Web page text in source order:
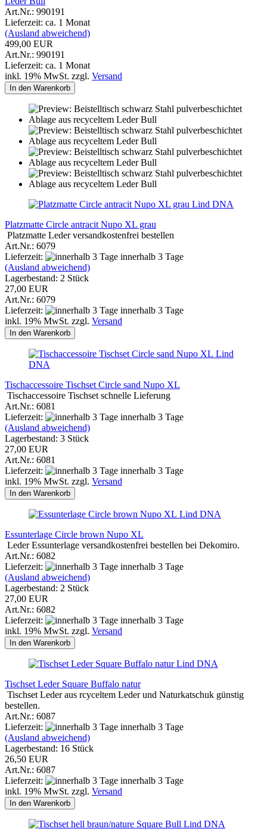
Art.Nr.: 990191
Lieferzeit: ca. 1 Monat
(Ausland abweichend)
499,00 EUR
Art.Nr.: 990191
Lieferzeit: ca. 1 Monat
inkl. 19% MwSt. zzgl. Versand
In den Warenkorb
Lind DNA
Platzmatte Circle antracit Nupo XL grau
Platzmatte Leder versandkostenfrei bestellen
Art.Nr.: 6079
Lieferzeit:
innerhalb 3 Tage
(Ausland abweichend)
Lagerbestand: 2 Stück
27,00 EUR
Art.Nr.: 6079
Lieferzeit:
innerhalb 3 Tage
inkl. 19% MwSt. zzgl. Versand
In den Warenkorb
Lind
DNA
Tischaccessoire Tischset Circle sand Nupo XL
Tischaccessoire Tischset schnelle Lieferung
Art.Nr.: 6081
Lieferzeit:
innerhalb 3 Tage
(Ausland abweichend)
Lagerbestand: 3 Stück
27,00 EUR
Art.Nr.: 6081
Lieferzeit:
innerhalb 3 Tage
inkl. 19% MwSt. zzgl. Versand
In den Warenkorb
Lind DNA
Essunterlage Circle brown Nupo XL
Leder Essunterlage versandkostenfrei bestellen bei Dekomiro.
Art.Nr.: 6082
Lieferzeit:
innerhalb 3 Tage
(Ausland abweichend)
Lagerbestand: 2 Stück
27,00 EUR
Art.Nr.: 6082
Lieferzeit:
innerhalb 3 Tage
inkl. 19% MwSt. zzgl. Versand
In den Warenkorb
Lind DNA
Tischset Leder Square Buffalo natur
Tischset Leder aus rcyceltem Leder und Naturkatschuk günstig
bestellen.
Art.Nr.: 6087
Lieferzeit:
innerhalb 3 Tage
(Ausland abweichend)
Lagerbestand: 16 Stück
26,50 EUR
Art.Nr.: 6087
Lieferzeit:
innerhalb 3 Tage
inkl. 19% MwSt. zzgl. Versand
In den Warenkorb
Lind DNA